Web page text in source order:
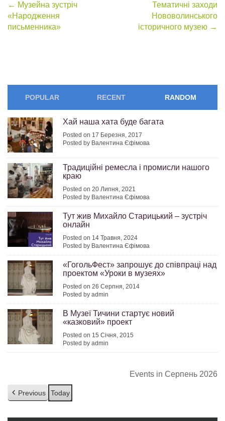
Post
navigation
← Музейна зустріч
«Народження
письменника»
Тематичні заходи
Нововолинського
історичного музею →
POPULAR RECENT RANDOM
Хай наша хата буде багата
Posted on 17 Березня, 2017
Posted by Валентина Єфімова
Традиційні ремесла і промисли нашого
краю
Posted on 20 Липня, 2021
Posted by Валентина Єфімова
Тут жив Михайло Старицький – зустріч
онлайн
Posted on 14 Травня, 2024
Posted by Валентина Єфімова
«ГогольФест» запрошує до співпраці над
проектом «Уроки в музеях»
Posted on 26 Серпня, 2014
Posted by admin
В Музеї Тичини стартує новий
«казковий» проект
Posted on 15 Січня, 2015
Posted by admin
Events in Серпень 2026
Previous Today